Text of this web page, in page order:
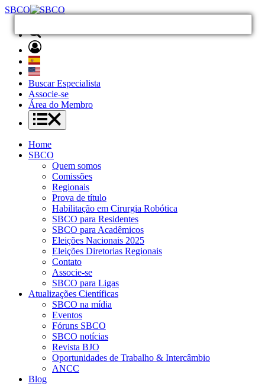
SBCO
Buscar Especialista
Associe-se
Área do Membro
Home
SBCO
Quem somos
Comissões
Regionais
Prova de título
Habilitação em Cirurgia Robótica
SBCO para Residentes
SBCO para Acadêmicos
Eleições Nacionais 2025
Eleições Diretorias Regionais
Contato
Associe-se
SBCO para Ligas
Atualizações Científicas
SBCO na mídia
Eventos
Fóruns SBCO
SBCO notícias
Revista BJO
Oportunidades de Trabalho & Intercâmbio
ANCC
Blog